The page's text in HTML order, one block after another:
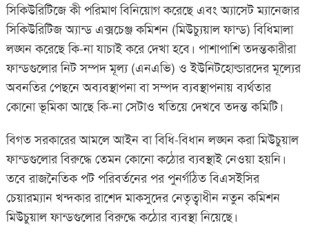
সিকিউরিটিজে কী পরিমাণ বিনিয়োগ করেছে এবং অ্যাসেট ম্যানেজার
সিকিউরিটিজ অ্যান্ড এক্সচেঞ্জ কমিশন (মিউচ্যুয়াল ফান্ড) বিধিমালা
লঙ্ঘন করেছে কি-না যাচাই করে দেখা হবে। পাশাপাশি তদন্তকারীরা
ফান্ডগুলোর নিট সম্পদ মূল্য (এনএভি) ও ইউনিটহোল্ডারদের মূল্যের
অবনতির পেছনে অব্যবস্থাপনা বা সম্পদ ব্যবস্থাপনায় ব্যর্থতার
কোনো ভূমিকা আছে কি-না সেটাও খতিয়ে দেখবে তদন্ত কমিটি।
বিগত সরকারের আমলে আইন বা বিধি-বিধান লঙ্ঘন করা মিউচুয়াল
ফান্ডগুলোর বিরুদ্ধে তেমন কোনো কঠোর ব্যবস্থাই নেওয়া হয়নি।
তবে রাজনৈতিক পট পরিবর্তনের পর পুনর্গঠিত বিএসইসির
চেয়ারম্যান খন্দকার রাশেদ মাকসুদের নেতৃত্বাধীন নতুন কমিশন
মিউচুয়াল ফান্ডগুলোর বিরুদ্ধে কঠোর ব্যবস্থা নিয়েছে।